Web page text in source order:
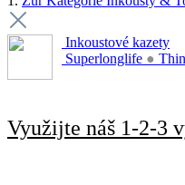
Inkoustové kazety
Superlonglife ●
Využijte náš 1-2-3